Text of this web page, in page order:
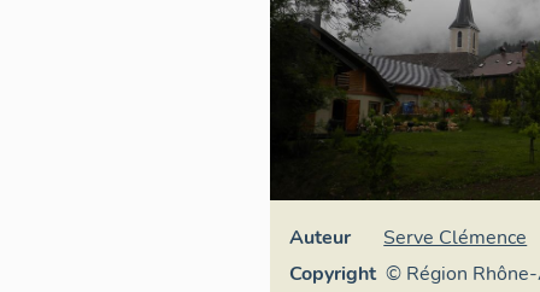
Auteur
Serve Clémence
Copyright © Région